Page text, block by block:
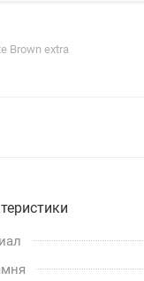
Brown extra